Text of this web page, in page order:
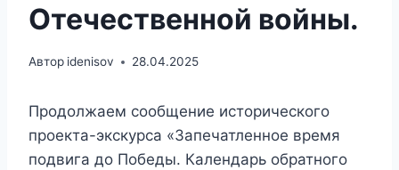
Отечественной войны.
Автор idenisov 28.04.2025
Продолжаем сообщение исторического
проекта-экскурса «Запечатленное время
подвига до Победы. Календарь обратного